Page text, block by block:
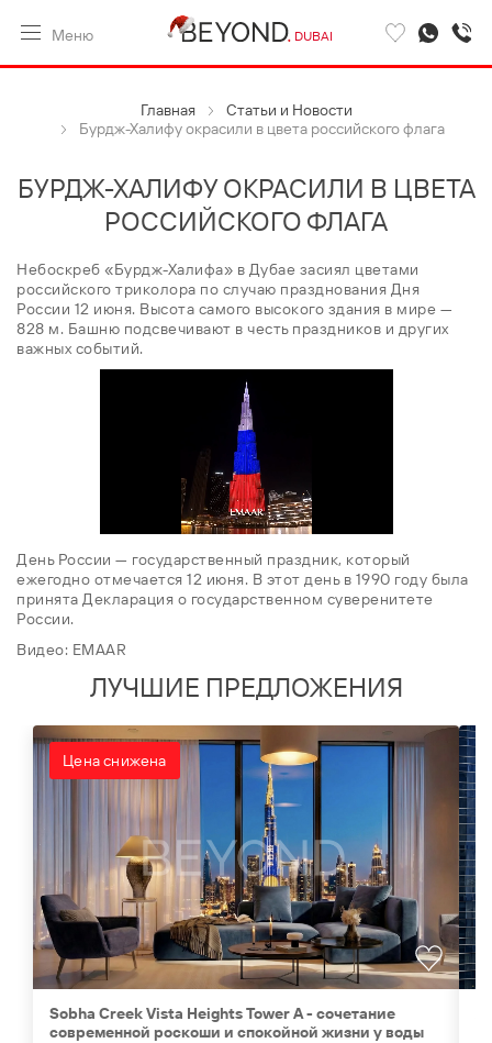
Меню DUBAI
Главная
Статьи и Новости
Бурдж-Халифу окрасили в цвета российского флага
БУРДЖ-ХАЛИФУ ОКРАСИЛИ В ЦВЕТА
РОССИЙСКОГО ФЛАГА
Небоскреб «Бурдж-Халифа» в Дубае засиял цветами
российского триколора по случаю празднования Дня
России 12 июня. Высота самого высокого здания в мире —
828 м. Башню подсвечивают в честь праздников и других
важных событий.
День России — государственный праздник, который
ежегодно отмечается 12 июня. В этот день в 1990 году была
принята Декларация о государственном суверенитете
России.
Видео: EMAAR
ЛУЧШИЕ ПРЕДЛОЖЕНИЯ
Цена снижена
Sobha Creek Vista Heights Tower A - cочетание
современной роскоши и спокойной жизни у воды